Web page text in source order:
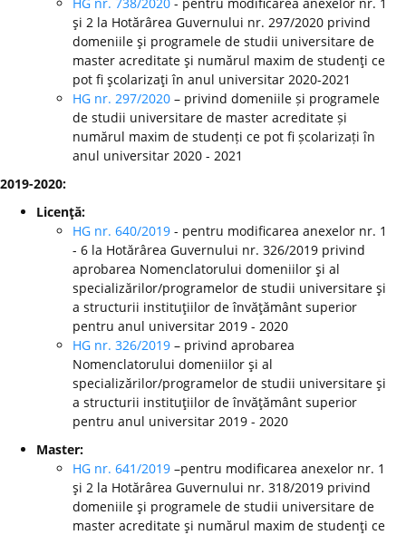
şi 2 la Hotărârea Guvernului nr. 297/2020 privind
domeniile şi programele de studii universitare de
master acreditate şi numărul maxim de studenţi ce
pot fi şcolarizaţi în anul universitar 2020-2021
HG nr. 297/2020 – privind domeniile și programele
de studii universitare de master acreditate și
numărul maxim de studenți ce pot fi școlarizați în
anul universitar 2020 - 2021
2019-2020:
Licenţă:
HG nr. 640/2019 - pentru modificarea anexelor nr. 1
- 6 la Hotărârea Guvernului nr. 326/2019 privind
aprobarea Nomenclatorului domeniilor şi al
specializărilor/programelor de studii universitare şi
a structurii instituţiilor de învăţământ superior
pentru anul universitar 2019 - 2020
HG nr. 326/2019 – privind aprobarea
Nomenclatorului domeniilor şi al
specializărilor/programelor de studii universitare şi
a structurii instituţiilor de învăţământ superior
pentru anul universitar 2019 - 2020
Master:
HG nr. 641/2019 –pentru modificarea anexelor nr. 1
şi 2 la Hotărârea Guvernului nr. 318/2019 privind
domeniile şi programele de studii universitare de
master acreditate şi numărul maxim de studenţi ce